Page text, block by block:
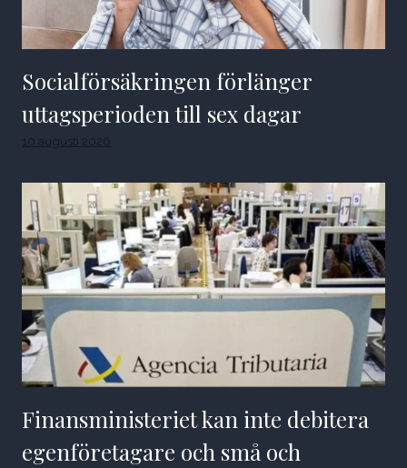
Socialförsäkringen förlänger
uttagsperioden till sex dagar
10 augusti 2026
Finansministeriet kan inte debitera
egenföretagare och små och